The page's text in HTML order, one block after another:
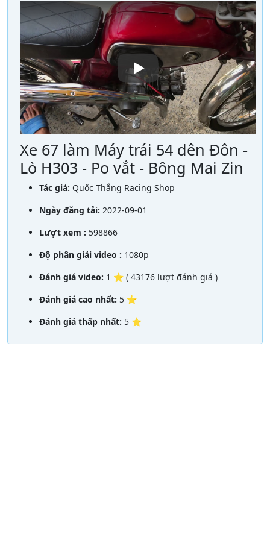
Xe 67 làm Máy trái 54 dên Đôn -
Lò H303 - Po vắt - Bông Mai Zin
Tác giả: Quốc Thắng Racing Shop
Ngày đăng tải: 2022-09-01
Lượt xem : 598866
Độ phân giải video : 1080p
Đánh giá video: 1 ⭐ ( 43176 lượt đánh giá )
Đánh giá cao nhất: 5 ⭐
Đánh giá thấp nhất: 5 ⭐